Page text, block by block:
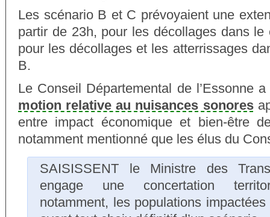
Les scénario B et C prévoyaient une
partir de 23h, pour les décollages dans
pour les décollages et les atterrissages
B.
Le Conseil Départemental de l’Essonne
motion relative au nuisances sonores
entre impact économique et bien-être
notamment mentionné que les élus du
SAISISSENT le Ministre des
engage une concertation
notamment, les populations